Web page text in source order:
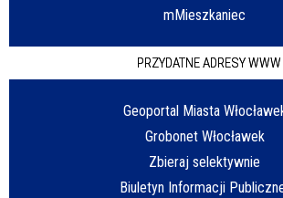
mMieszkaniec
PRZYDATNE ADRESY WWW
Geoportal Miasta
Grobonet Włocławek
Zbieraj selektywnie
Biuletyn Informacji